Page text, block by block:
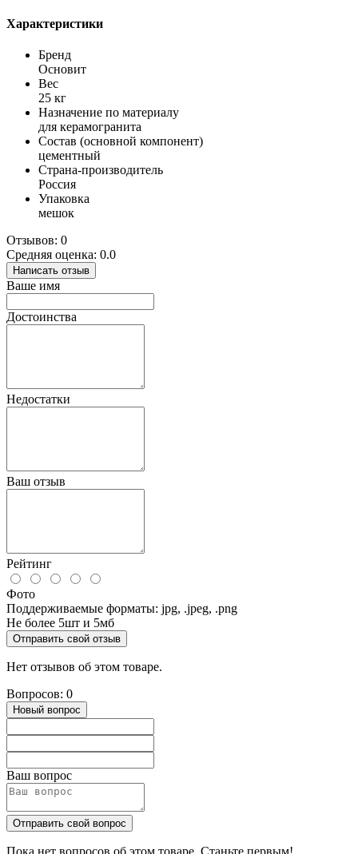
Характеристики
Бренд
Основит
Вес
25 кг
Назначение по материалу
для керамогранита
Состав (основной компонент)
цементный
Страна-производитель
Россия
Упаковка
мешок
Отзывов: 0
Средняя оценка: 0.0
Написать отзыв
Ваше имя
Достоинства
Недостатки
Ваш отзыв
Рейтинг
Фото
Поддерживаемые форматы: jpg, .jpeg, .png
Не более 5шт и 5мб
Отправить свой отзыв
Нет отзывов об этом товаре.
Вопросов: 0
Новый вопрос
Ваш вопрос
Отправить свой вопрос